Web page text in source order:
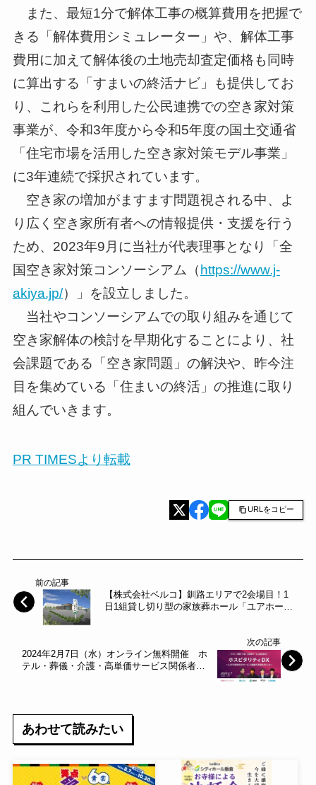
また、最短1分で解体工事の概算費用を把握で
きる「解体費用シミュレーター」や、解体工事
費用に加えて解体後の土地売却査定価格も同時
に算出する「すまいの終活ナビ」も提供してお
り、これらを利用した公民連携での空き家対策
事業が、令和3年度から令和5年度の国土交通省
「住宅市場を活用した空き家対策モデル事業」
に3年連続で採択されています。
空き家の増加がますます問題視される中、よ
り広く空き家所有者への情報提供・支援を行う
ため、2023年9月に当社が代表理事となり「全
国空き家対策コンソーシアム（https://www.j-
akiya.jp/）」を設立しました。
当社やコンソーシアムでの取り組みを通じて
空き家解体の検討を早期化することにより、社
会課題である「空き家問題」の解決や、昨今注
目を集めている「住まいの終活」の推進に取り
組んでいきます。
PR TIMESより転載
URLをコピー
前の記事
【株式会社ベルコ】釧路エリアで2会場目！1
日1組貸し切り型の家族葬ホール「ユアホール
次の記事
2024年2月7日（水）オンライン無料開催 ホ
テル・葬儀・介護・高単価サービス関係者向
あわせて読みたい